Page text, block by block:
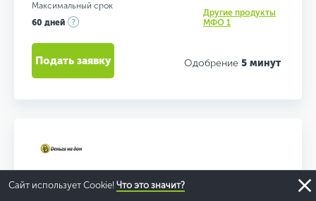
Максимальный срок
60 дней
Другие продукты
МФО 1
Одобрение 5 минут
Подать заявку
ДЕНЬГИ НА ДОМ - НОВОСИБИРСК
Сайт использует Cookie! Что это значит?